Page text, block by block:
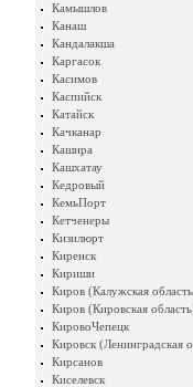
Камышлов
Канаш
Кандалакша
Каргасок
Касимов
Каспийск
Катайск
Качканар
Кашира
Кашхатау
Кедровый
КемьПорт
Кетченеры
Кизилюрт
Киренск
Кириши
Киров (Калужская
Киров (Кировская
КировоЧепецк
Кировск (Ленинградская
Кирсанов
Киселевск